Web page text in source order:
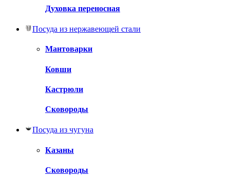
Духовка переносная
Посуда из нержавеющей стали
Мантоварки
Ковши
Кастрюли
Сковороды
Посуда из чугуна
Казаны
Сковороды